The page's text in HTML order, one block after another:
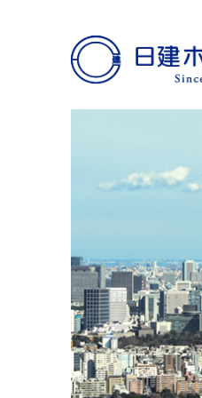
日建ホーム